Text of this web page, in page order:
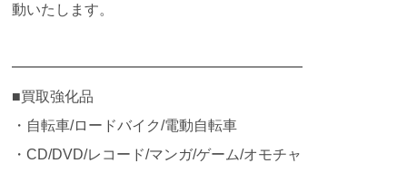
動いたします。
━━━━━━━━━━━━━━━━━━━━
■買取強化品
・自転車/ロードバイク/電動自転車
・CD/DVD/レコード/マンガ/ゲーム/オモチャ